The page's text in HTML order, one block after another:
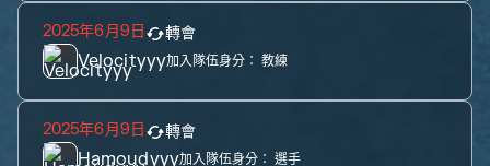
2025年6月9日 轉會
Velocityyy加入隊伍身分： 教練
2025年6月9日 轉會
Hamoudyyy加入隊伍身分： 選手